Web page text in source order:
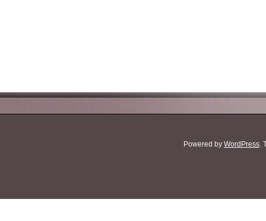
Powered by WordPress.